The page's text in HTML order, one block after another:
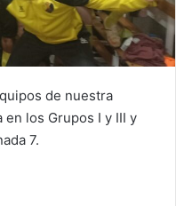
de nuestra
los Grupos I y III y
7.